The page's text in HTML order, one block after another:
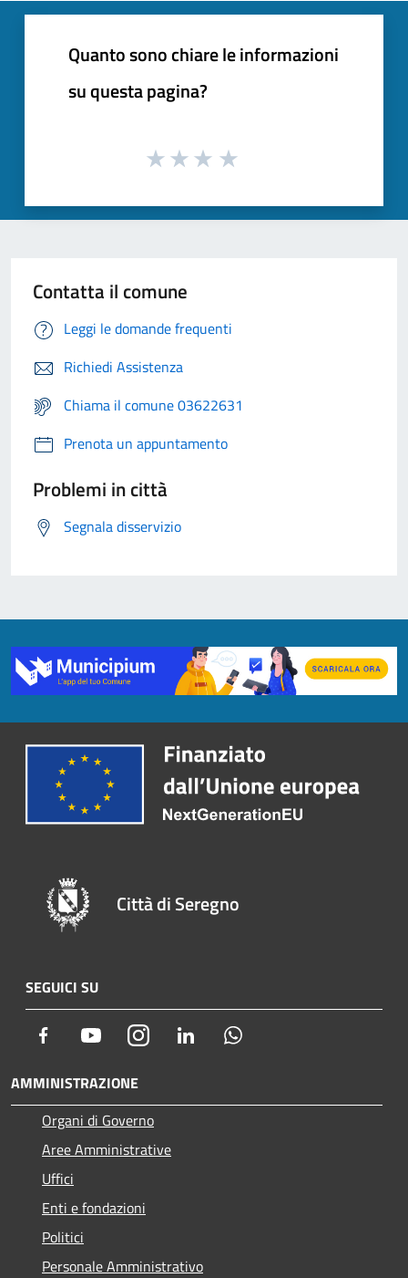
Quanto sono chiare le informazioni
su questa pagina?
Contatta il comune
Leggi le domande frequenti
Richiedi Assistenza
Chiama il comune 03622631
Prenota un appuntamento
Problemi in città
Segnala disservizio
Città di Seregno
SEGUICI SU
Facebook YoutubeInstagram LinkedIn
AMMINISTRAZIONE
Organi di Governo
Aree Amministrative
Uffici
Enti e fondazioni
Politici
Personale Amministrativo